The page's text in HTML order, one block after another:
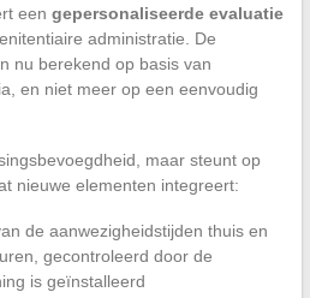
een gepersonaliseerde evaluatie
administratie. De
nu berekend op basis van
en niet meer op een eenvoudig
maar steunt op
nieuwe elementen integreert:
de aanwezigheidstijden thuis en
gecontroleerd door de
is geïnstalleerd